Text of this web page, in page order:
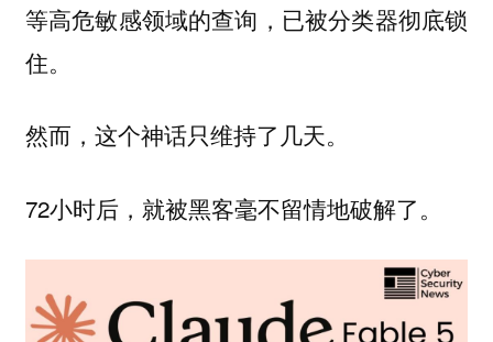
等高危敏感领域的查询，已被分类器彻底锁
住。
然而，这个神话只维持了几天。
72小时后，就被黑客毫不留情地破解了。